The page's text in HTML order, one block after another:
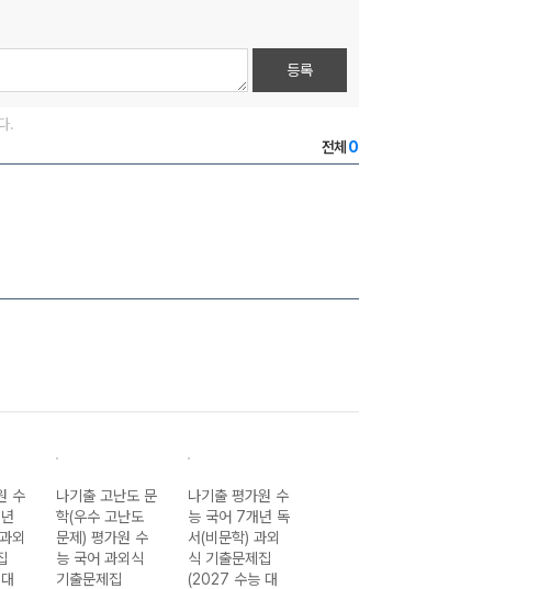
등록
.
전체 0
수
외
나기출 고난도 문
학(우수 고난도
문제) 평가원 수
능 국어 과외식
기출문제집
나기출 평가원 수
능 국어 7개년 독
서(비문학) 과외
식 기출문제집
(2027 수능 대